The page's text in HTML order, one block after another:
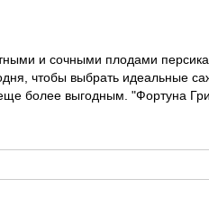
и сочными плодами
чтобы выбрать идеальные
более выгодным. "Фортуна